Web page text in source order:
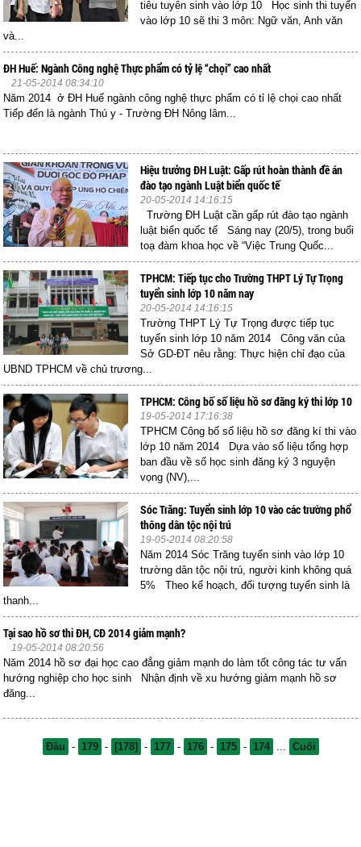
tiêu tuyên sinh vào lớp 10 Học sinh thi tuyển
vào lớp 10 sẽ thi 3 môn: Ngữ văn, Anh văn
và...
ĐH Huế: Ngành Công nghệ Thực phẩm có tỷ lệ “chọi” cao nhất
21-05-2014 08:34:10
Năm 2014 ở ĐH Huế ngành công nghệ thực phẩm có tỉ lệ chọi cao nhất
Tiếp đến là ngành Thú y - Trường ĐH Nông lâm...
Hiệu trưởng ĐH Luật: Gấp rút hoàn thành đề án
đào tạo ngành Luật biển quốc tế
20-05-2014 14:16:15
Trường ĐH Luật cần gấp rút đào tạo ngành
luật biển quốc tế Sáng nay (20/5), trong buổi
toạ đàm khoa học về “Việc Trung Quốc...
TPHCM: Tiếp tục cho Trường THPT Lý Tự Trọng
tuyển sinh lớp 10 năm nay
20-05-2014 14:16:15
Trường THPT Lý Tự Trọng được tiếp tục
tuyển sinh lớp 10 năm 2014 Công văn của
Sở GD-ĐT nêu rằng: Thực hiện chỉ đạo của
UBND TPHCM về chủ trương...
TPHCM: Công bố số liệu hồ sơ đăng ký thi lớp 10
19-05-2014 17:16:38
TPHCM Công bố số liệu hồ sơ đăng kí thi vào
lớp 10 năm 2014 Dựa vào số liệu tổng hợp
ban đầu về số học sinh đăng ký 3 nguyện
vọng (NV),...
Sóc Trăng: Tuyển sinh lớp 10 vào các trường phổ
thông dân tộc nội trú
19-05-2014 08:20:58
Năm 2014 Sóc Trăng tuyển sinh vào lớp 10
trường dân tộc nội trú, người kinh không quá
5% Theo kế hoạch, đối tượng tuyển sinh là
thanh...
Tại sao hồ sơ thi ĐH, CĐ 2014 giảm mạnh?
19-05-2014 08:20:56
Năm 2014 hồ sơ đại học cao đẳng giảm mạnh do làm tốt công tác tư vấn
hướng nghiệp cho học sinh Nhận định về xu hướng giảm mạnh hồ sơ
đăng...
Đầu - 179 - [178] - 177 - 176 - 175 - 174 ... Cuối